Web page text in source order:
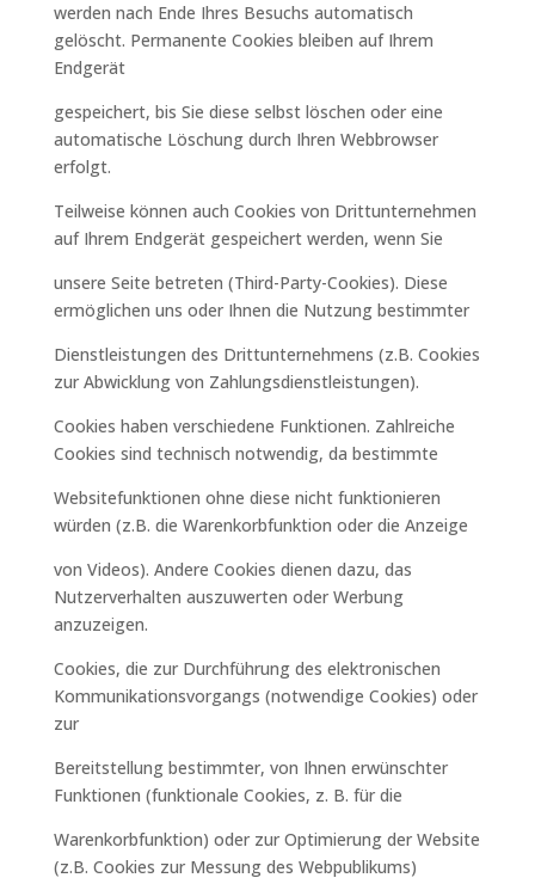
werden nach Ende Ihres Besuchs automatisch
gelöscht. Permanente Cookies bleiben auf Ihrem
Endgerät
gespeichert, bis Sie diese selbst löschen oder eine
automatische Löschung durch Ihren Webbrowser
erfolgt.
Teilweise können auch Cookies von Drittunternehmen
auf Ihrem Endgerät gespeichert werden, wenn Sie
unsere Seite betreten (Third-Party-Cookies). Diese
ermöglichen uns oder Ihnen die Nutzung bestimmter
Dienstleistungen des Drittunternehmens (z.B. Cookies
zur Abwicklung von Zahlungsdienstleistungen).
Cookies haben verschiedene Funktionen. Zahlreiche
Cookies sind technisch notwendig, da bestimmte
Websitefunktionen ohne diese nicht funktionieren
würden (z.B. die Warenkorbfunktion oder die Anzeige
von Videos). Andere Cookies dienen dazu, das
Nutzerverhalten auszuwerten oder Werbung
anzuzeigen.
Cookies, die zur Durchführung des elektronischen
Kommunikationsvorgangs (notwendige Cookies) oder
zur
Bereitstellung bestimmter, von Ihnen erwünschter
Funktionen (funktionale Cookies, z. B. für die
Warenkorbfunktion) oder zur Optimierung der Website
(z.B. Cookies zur Messung des Webpublikums)